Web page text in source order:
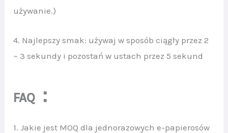
używanie.)
4. Najlepszy smak: używaj w sposób ciągły przez 2
~ 3 sekundy i pozostań w ustach przez 5 sekund
FAQ ：
1. Jakie jest MOQ dla jednorazowych e-papierosów